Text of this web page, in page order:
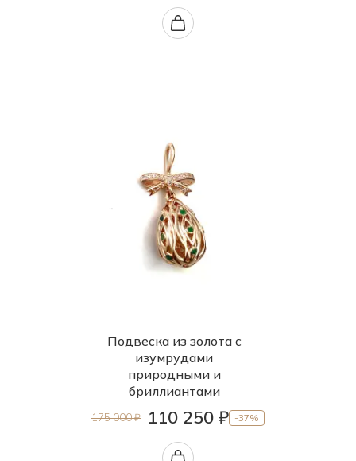
Подвеска из золота с
изумрудами
природными и
бриллиантами
175 000 ₽ 110 250 ₽ -37%